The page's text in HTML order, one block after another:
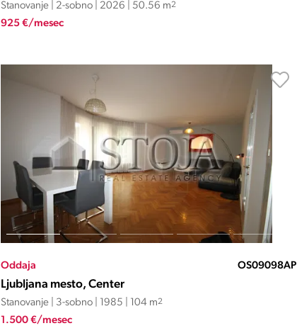
Stanovanje | 2-sobno | 2026 | 50.56 m2
925 €/mesec
Oddaja OS09098AP
Ljubljana mesto, Center
Stanovanje | 3-sobno | 1985 | 104 m2
1.500 €/mesec